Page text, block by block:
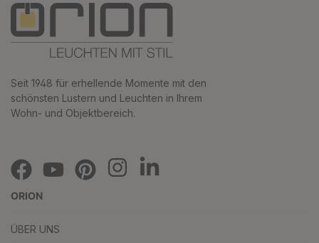
Seit 1948 für erhellende Momente mit den
schönsten Lustern und Leuchten in Ihrem
Wohn- und Objektbereich.
ORION
ÜBER UNS